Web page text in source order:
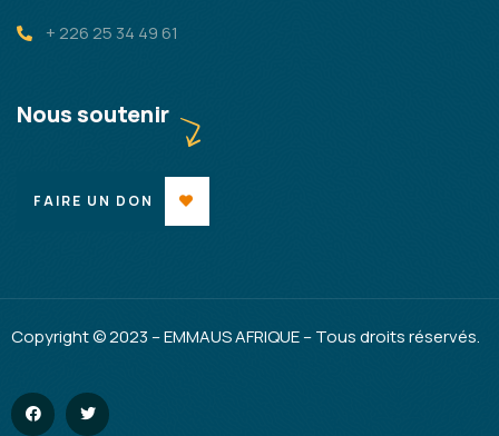
+ 226 25 34 49 61
Nous soutenir
FAIRE UN DON
Copyright © 2023 – EMMAUS AFRIQUE – Tous droits réservés.